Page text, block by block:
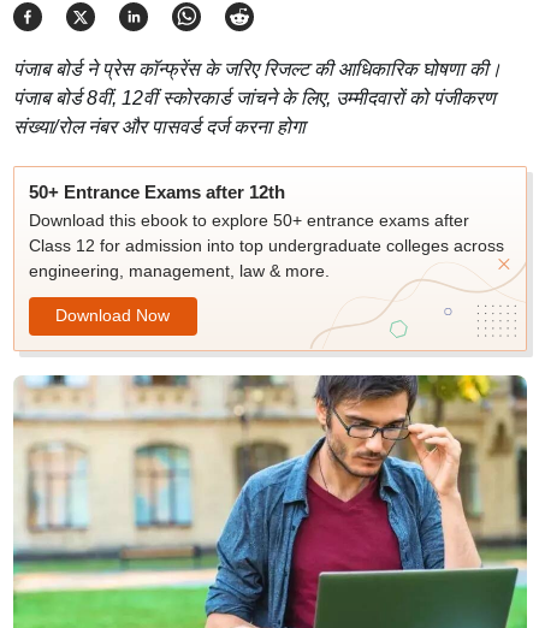
पंजाब बोर्ड ने प्रेस कॉन्फ्रेंस के जरिए रिजल्ट की आधिकारिक घोषणा की।
पंजाब बोर्ड 8वीं, 12वीं स्कोरकार्ड जांचने के लिए, उम्मीदवारों को पंजीकरण
संख्या/रोल नंबर और पासवर्ड दर्ज करना होगा
50+ Entrance Exams after 12th
Download this ebook to explore 50+ entrance exams after
Class 12 for admission into top undergraduate colleges across
engineering, management, law & more.
Download Now